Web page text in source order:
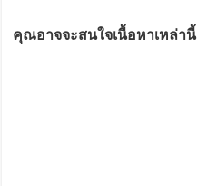
คุณอาจจะสนใจเนื้อหาเหล่านี้